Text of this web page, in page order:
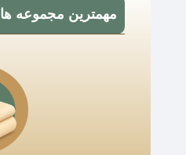
مهمترین مجموعه ها